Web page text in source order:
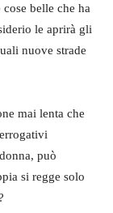
belle che ha
le aprirà gli
nuove strade
mai lenta che
può
si regge solo